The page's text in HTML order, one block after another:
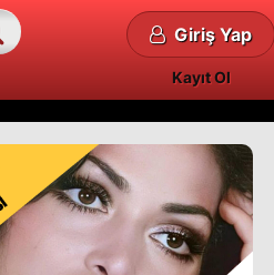
Giriş Yap
Kayıt Ol